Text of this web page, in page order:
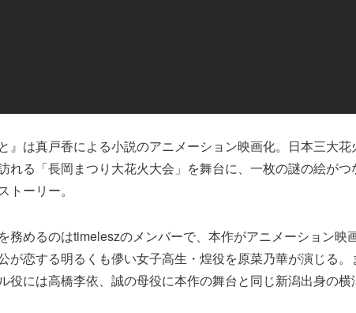
』は真戸香による小説のアニメーション映画化。日本三大
れる「長岡まつり大花火大会」を舞台に、一枚の謎の絵がつ
トーリー。
務めるのはtimeleszのメンバーで、本作がアニメーション映
が恋する明るくも儚い女子高生・煌役を原菜乃華が演じる。
役には高橋李依、誠の母役に本作の舞台と同じ新潟出身の横